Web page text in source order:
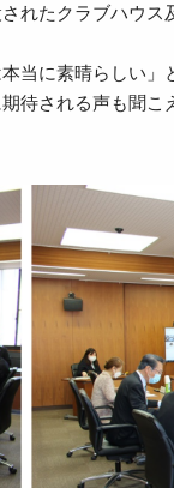
れたクラブハウ
当に素晴らしい
待される声も聞こ